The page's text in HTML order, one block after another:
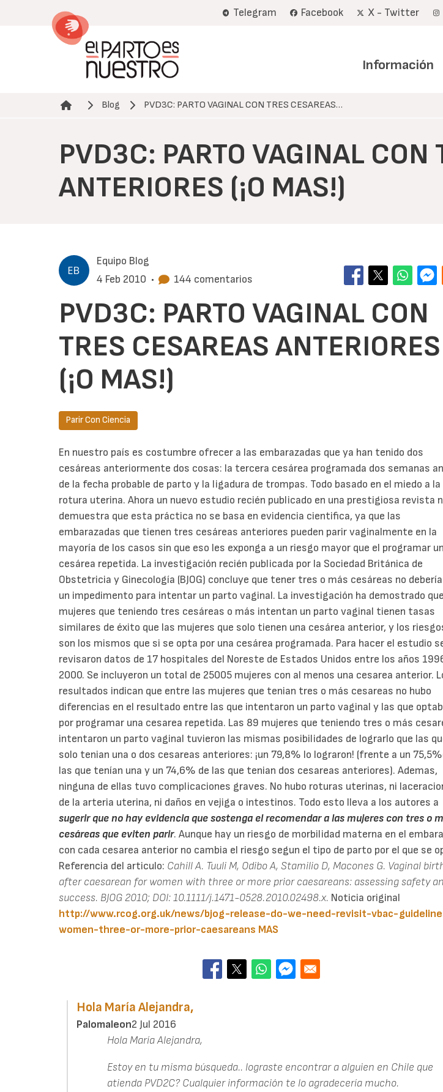
Telegram Facebook X - Twitter
Información
Ruta de navegación
Blog PVD3C: PARTO VAGINAL CON TRES CESAREAS…
PVD3C: PARTO VAGINAL CON
ANTERIORES (¡O MAS!)
Equipo Blog
4 Feb 2010 • 144 comentarios
PVD3C: PARTO VAGINAL CON
TRES CESAREAS ANTERIORES
(¡O MAS!)
Parir Con Ciencia
En nuestro país es costumbre ofrecer a las embarazadas que ya han tenido dos
cesáreas anteriormente dos cosas: la tercera cesárea programada dos semanas
de la fecha probable de parto y la ligadura de trompas. Todo basado en el miedo a la
rotura uterina. Ahora un nuevo estudio recién publicado en una prestigiosa revista
demuestra que esta práctica no se basa en evidencia cientifica, ya que las
embarazadas que tienen tres cesáreas anteriores pueden parir vaginalmente en la
mayoría de los casos sin que eso les exponga a un riesgo mayor que el programar
cesárea repetida. La investigación recién publicada por la Sociedad Británica de
Obstetricia y Ginecología (BJOG) concluye que tener tres o más cesáreas no
un impedimento para intentar un parto vaginal. La investigación ha demostrado
mujeres que teniendo tres cesáreas o más intentan un parto vaginal tienen tasas
similares de éxito que las mujeres que solo tienen una cesárea anterior, y los
son los mismos que si se opta por una cesárea programada. Para hacer el estudio
revisaron datos de 17 hospitales del Noreste de Estados Unidos entre los años
2000. Se incluyeron un total de 25005 mujeres con al menos una cesarea anterior.
resultados indican que entre las mujeres que tenian tres o más cesareas no hubo
diferencias en el resultado entre las que intentaron un parto vaginal y las que
por programar una cesarea repetida. Las 89 mujeres que teniendo tres o más
intentaron un parto vaginal tuvieron las mismas posibilidades de lograrlo que las
solo tenian una o dos cesareas anteriores: ¡un 79,8% lo lograron! (frente a un
las que tenían una y un 74,6% de las que tenian dos cesareas anteriores). Ademas,
ninguna de ellas tuvo complicaciones graves. No hubo roturas uterinas, ni
de la arteria uterina, ni daños en vejiga o intestinos. Todo esto lleva a los autores a
sugerir que no hay evidencia que sostenga el recomendar a las mujeres con tres o
cesáreas que eviten parir. Aunque hay un riesgo de morbilidad materna en el
con cada cesarea anterior no cambia el riesgo segun el tipo de parto por el que se
Referencia del articulo: Cahill A. Tuuli M, Odibo A, Stamilio D, Macones G. Vaginal
after caesarean for women with three or more prior caesareans: assessing safety
success. BJOG 2010; DOI: 10.1111/j.1471-0528.2010.02498.x. Noticia original
http://www.rcog.org.uk/news/bjog-release-do-we-need-revisit-vbac-
women-three-or-more-prior-caesareans MAS
Hola María Alejandra,
Palomaleon2 Jul 2016
Hola María Alejandra,
Estoy en tu misma búsqueda.. lograste encontrar a alguien en Chile que
atienda PVD2C? Cualquier información te lo agradecería mucho.